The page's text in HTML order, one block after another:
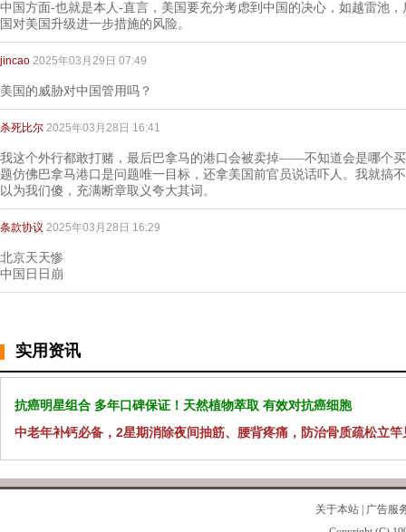
中国方面-也就是本人-直言，美国要充分考虑到中国的决心，如越雷池
国对美国升级进一步措施的风险。
jincao 2025年03月29日 07:49
美国的威胁对中国管用吗？
杀死比尔 2025年03月28日 16:41
我这个外行都敢打赌，最后巴拿马的港口会被卖掉——不知道会是哪个
题仿佛巴拿马港口是问题唯一目标，还拿美国前官员说话吓人。我就搞
以为我们傻，充满断章取义夸大其词。
条款协议 2025年03月28日 16:29
北京天天惨
中国日日崩
实用资讯
抗癌明星组合 多年口碑保证！天然植物萃取 有效对抗癌细胞
中老年补钙必备，2星期消除夜间抽筋、腰背疼痛，防治骨质疏松立竿
关于本站
广告服